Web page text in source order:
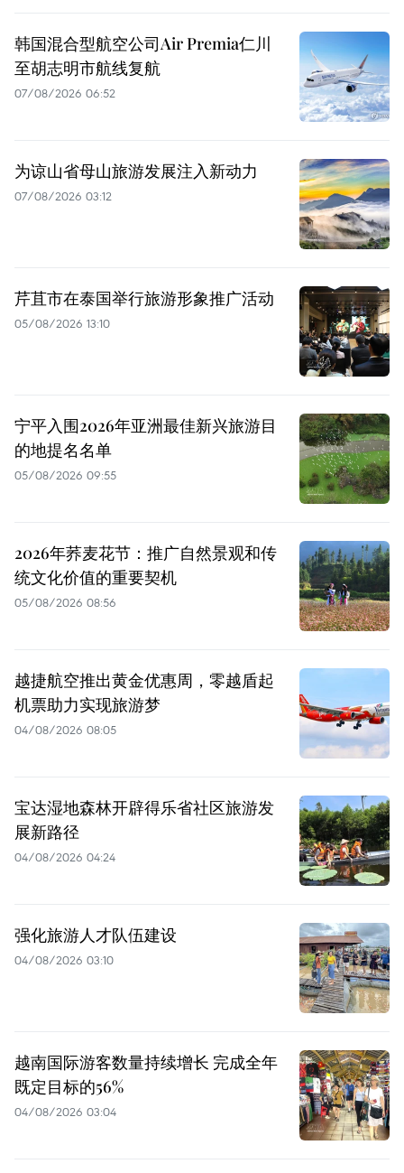
韩国混合型航空公司Air Premia仁川
至胡志明市航线复航
07/08/2026 06:52
为谅山省母山旅游发展注入新动力
07/08/2026 03:12
芹苴市在泰国举行旅游形象推广活动
05/08/2026 13:10
宁平入围2026年亚洲最佳新兴旅游目
的地提名名单
05/08/2026 09:55
2026年荞麦花节：推广自然景观和传
统文化价值的重要契机
05/08/2026 08:56
越捷航空推出黄金优惠周，零越盾起
机票助力实现旅游梦
04/08/2026 08:05
宝达湿地森林开辟得乐省社区旅游发
展新路径
04/08/2026 04:24
强化旅游人才队伍建设
04/08/2026 03:10
越南国际游客数量持续增长 完成全年
既定目标的56%
04/08/2026 03:04